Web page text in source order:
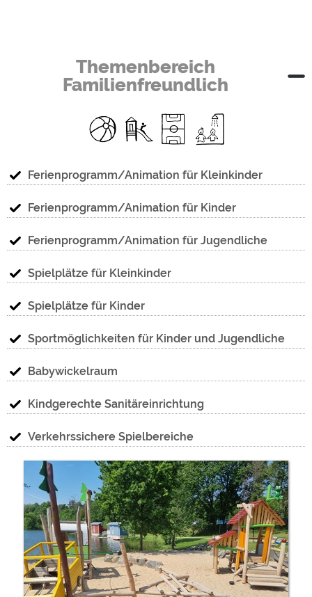
Themenbereich
Familienfreundlich
Ferienprogramm/Animation für Kleinkinder
Ferienprogramm/Animation für Kinder
Ferienprogramm/Animation für Jugendliche
Spielplätze für Kleinkinder
Spielplätze für Kinder
Sportmöglichkeiten für Kinder und Jugendliche
Babywickelraum
Kindgerechte Sanitäreinrichtung
Verkehrssichere Spielbereiche